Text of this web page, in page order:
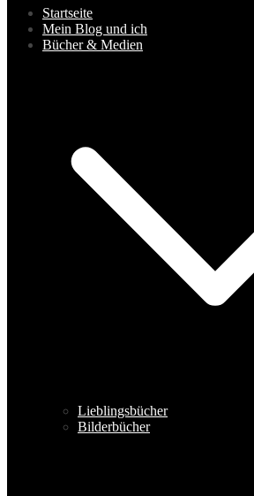
Startseite
Mein Blog und ich
Bücher & Medien
Lieblingsbücher
Bilderbücher